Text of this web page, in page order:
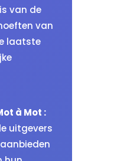
van de
van
laatste
à Mot :
uitgevers